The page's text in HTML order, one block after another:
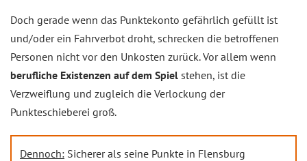
Doch gerade wenn das Punktekonto gefährlich gefüllt ist
und/oder ein Fahrverbot droht, schrecken die betroffenen
Personen nicht vor den Unkosten zurück. Vor allem wenn
berufliche Existenzen auf dem Spiel stehen, ist die
Verzweiflung und zugleich die Verlockung der
Punkteschieberei groß.
Dennoch: Sicherer als seine Punkte in Flensburg